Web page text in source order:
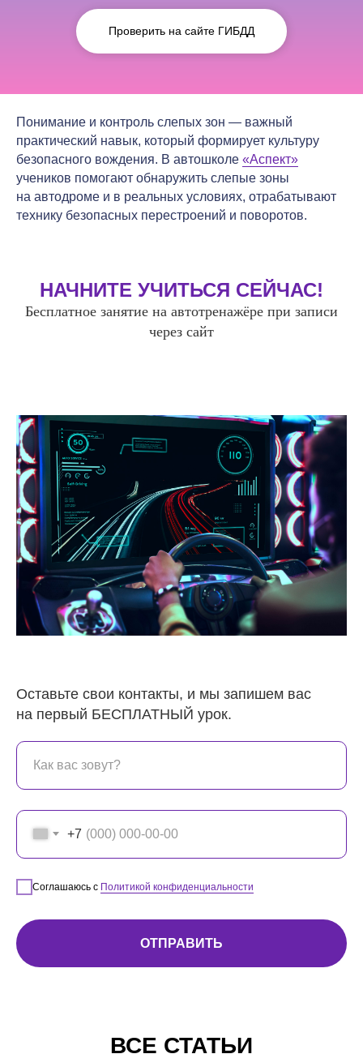
Проверить на сайте ГИБДД
Понимание и контроль слепых зон — важный
практический навык, который формирует культуру
безопасного вождения. В автошколе «Аспект»
учеников помогают обнаружить слепые зоны
на автодроме и в реальных условиях, отрабатывают
технику безопасных перестроений и поворотов.
НАЧНИТЕ УЧИТЬСЯ СЕЙЧАС!
Бесплатное занятие на автотренажёре при записи
через сайт
Оставьте свои контакты, и мы запишем вас
на первый БЕСПЛАТНЫЙ урок.
+7
Соглашаюсь с Политикой конфиденциальности
ОТПРАВИТЬ
ВСЕ СТАТЬИ